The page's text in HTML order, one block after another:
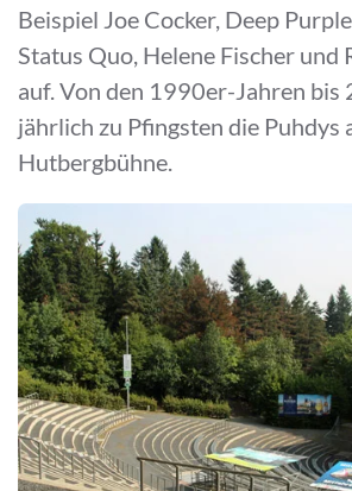
Beispiel Joe Cocker, Deep
Status Quo, Helene Fischer und
auf. Von den 1990er-Jahren bis
jährlich zu Pfingsten die Puhdys
Hutbergbühne.